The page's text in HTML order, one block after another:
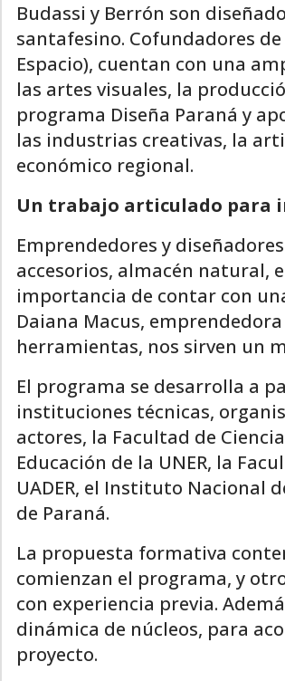
Budassi y Berrón son
santafesino. Cofundadores
Espacio), cuentan con una
las artes visuales, la
programa Diseña Paraná y
las industrias creativas, la
económico regional.
Un trabajo articulado para
Emprendedores y
accesorios, almacén
importancia de contar con
Daiana Macus,
herramientas, nos sirven un
El programa se desarrolla a
instituciones técnicas,
actores, la Facultad de
Educación de la UNER, la
UADER, el Instituto Nacional
de Paraná.
La propuesta formativa
comienzan el programa, y
con experiencia previa.
dinámica de núcleos, para
proyecto.